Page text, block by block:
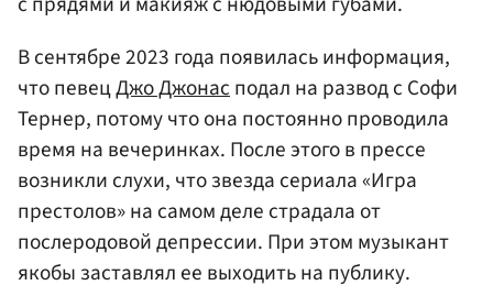
В сентябре 2023 года появилась информация,
что певецДжо Джонас подал на развод с Софи
Тернер, потому что она постоянно проводила
время на вечеринках. После этого в прессе
возникли слухи, что звезда сериала «Игра
престолов» на самом деле страдала от
послеродовой депрессии. При этом музыкант
якобы заставлял ее выходить на публику.